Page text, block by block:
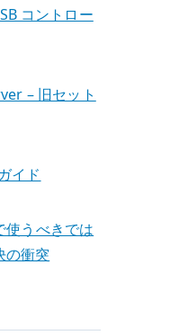
コントロー
– 旧セット
イド
使うべきでは
の衝突